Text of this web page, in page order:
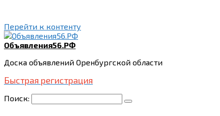
Перейти к контенту
Объявления56.РФ
Доска объявлений Оренбургской области
Быстрая регистрация
Поиск: